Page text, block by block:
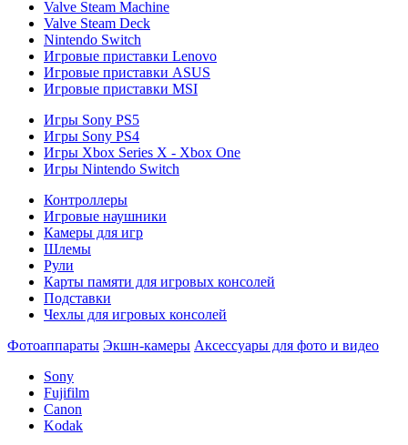
Valve Steam Machine
Valve Steam Deck
Nintendo Switch
Игровые приставки Lenovo
Игровые приставки ASUS
Игровые приставки MSI
Игры Sony PS5
Игры Sony PS4
Игры Xbox Series X - Xbox One
Игры Nintendo Switch
Контроллеры
Игровые наушники
Камеры для игр
Шлемы
Рули
Карты памяти для игровых консолей
Подставки
Чехлы для игровых консолей
Фотоаппараты Экшн-камеры Аксессуары для фото и видео
Sony
Fujifilm
Canon
Kodak